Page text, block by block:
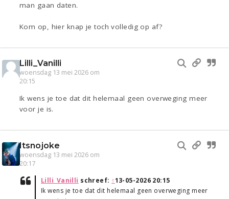
man gaan daten.
Kom op, hier knap je toch volledig op af?
Lilli_Vanilli
woensdag 13 mei 2026 om
20:15
Ik wens je toe dat dit helemaal geen overweging meer
voor je is.
Itsnojoke
woensdag 13 mei 2026 om
20:17
Lilli_Vanilli schreef: ↑13-05-2026 20:15
Ik wens je toe dat dit helemaal geen overweging meer